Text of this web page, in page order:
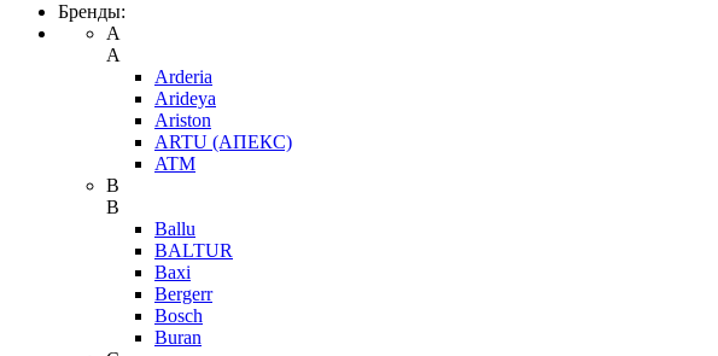
Бренды:
A
A
Arderia
Arideya
Ariston
ARTU (АПЕКС)
ATM
B
B
Ballu
BALTUR
Baxi
Bergerr
Bosch
Buran